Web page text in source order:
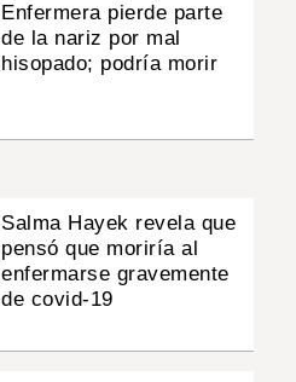
Enfermera pierde parte
de la nariz por mal
hisopado; podría morir
Salma Hayek revela que
pensó que moriría al
enfermarse gravemente
de covid-19